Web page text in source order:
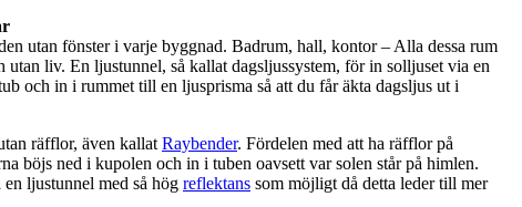
utan fönster i varje byggnad. Badrum, hall, kontor – Alla dessa rum
utan liv. En ljustunnel, så kallat dagsljussystem, för in solljuset via en
och in i rummet till en ljusprisma så att du får äkta dagsljus ut i
räfflor, även kallatRaybender. Fördelen med att ha räfflor på
böjs ned i kupolen och in i tuben oavsett var solen står på himlen.
ljustunnel med så hög reflektans som möjligt då detta leder till mer